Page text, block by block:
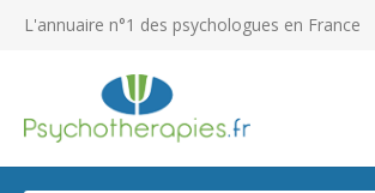
L'annuaire n°1 des psychologues en France